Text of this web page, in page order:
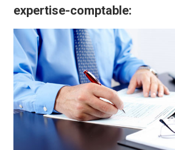
expertise-comptable: